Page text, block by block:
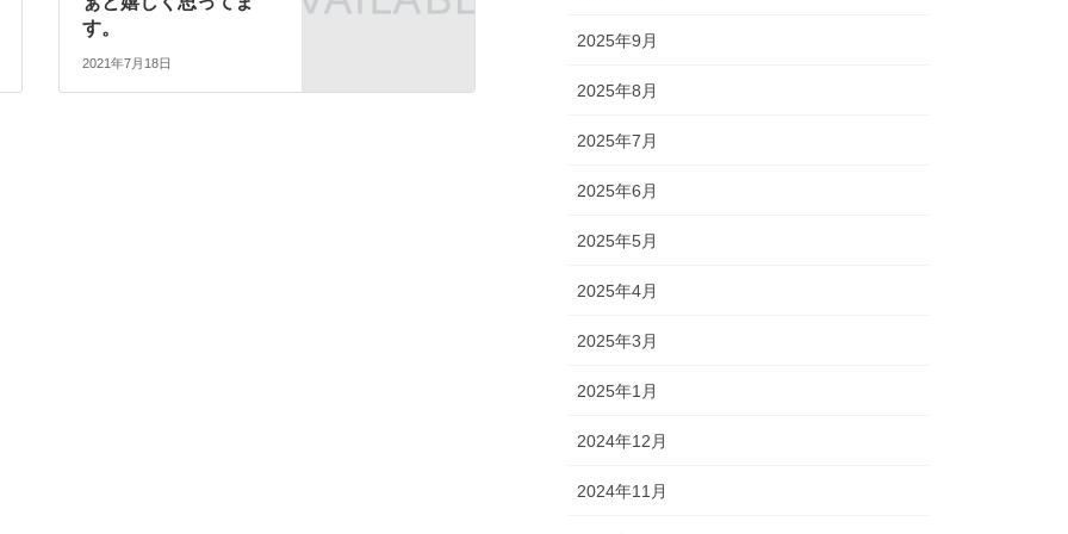
す。
2021年7月18日
2025年9月
2025年8月
2025年7月
2025年6月
2025年5月
2025年4月
2025年3月
2025年1月
2024年12月
2024年11月